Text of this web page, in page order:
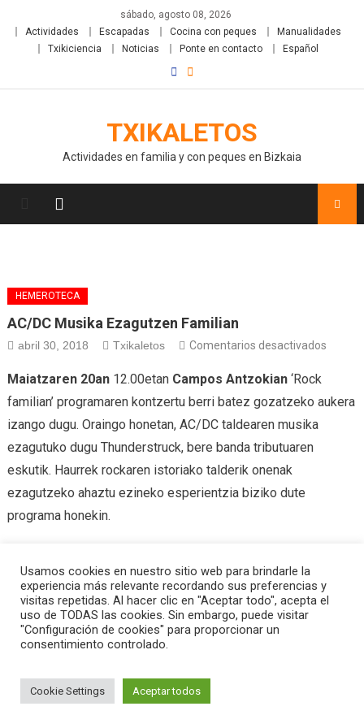
sábado, agosto 08, 2026
Actividades
Escapadas Cocina con peques
Manualidades
Txikiciencia
Noticias Ponte en contacto Español
TXIKALETOS
Actividades en familia y con peques en Bizkaia
HEMEROTECA
AC/DC Musika Ezagutzen Familian
abril 30, 2018 Txikaletos Comentarios desactivados
Maiatzaren 20an12.00etan Campos Antzokian‘Rock
familian’ programaren kontzertu berri batez gozatzeko aukera
izango dugu. Oraingo honetan, AC/DC taldearen musika
ezagutuko dugu Thunderstruck, bere banda tributuaren
eskutik. Haurrek rockaren istoriako talderik onenak
ezagutzeko ahaztu ezineko esperientzia biziko dute
programa honekin.
Abierto el plazo para las Haurreskolak
Usamos cookies en nuestro sitio web para brindarle la
experiencia más relevante recordando sus preferencias y
visitas repetidas. Al hacer clic en "Aceptar todo", acepta el
uso de TODAS las cookies. Sin embargo, puede visitar
"Configuración de cookies" para proporcionar un
consentimiento controlado.
Cookie Settings Aceptar todos